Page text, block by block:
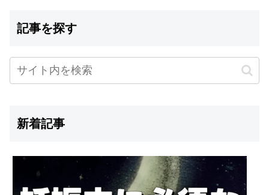
記事を探す
新着記事